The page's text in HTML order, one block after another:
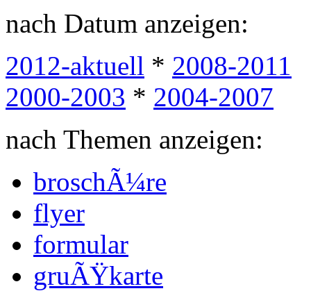
nach Datum anzeigen:
2012-aktuell * 2008-2011
2000-2003 * 2004-2007
nach Themen anzeigen:
broschÃ¼re
flyer
formular
gruÃŸkarte